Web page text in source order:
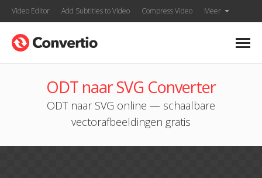
Video Editor Add Subtitles to Video Compress Video Meer
ODT naar SVG Converter
ODT naar SVG online — schaalbare
vectorafbeeldingen gratis